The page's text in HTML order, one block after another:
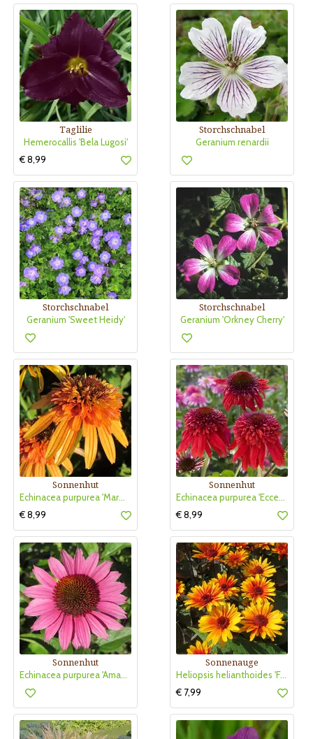
Taglilie
Hemerocallis 'Bela Lugosi'
€ 8,99
Storchschnabel
Geranium renardii
Storchschnabel
Geranium 'Sweet Heidy'
Storchschnabel
Geranium 'Orkney Cherry'
Sonnenhut
Echinacea purpurea 'Marmalade'
€ 8,99
Sonnenhut
Echinacea purpurea 'Eccentric'
€ 8,99
Sonnenhut
Echinacea purpurea 'Amazing Dream'
Sonnenauge
Heliopsis helianthoides 'Funky Spinner'
€ 7,99